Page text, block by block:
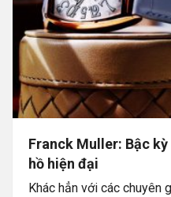
Franck Muller: Bậc
hồ hiện đại
Khác hẳn với các chuyên